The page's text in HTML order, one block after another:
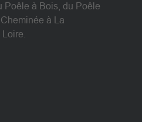
Poêle à Bois, du Poêle
à La